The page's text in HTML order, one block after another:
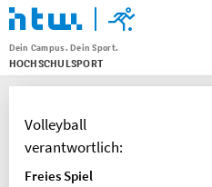
Dein Campus. Dein Sport.
HOCHSCHULSPORT
Menu
Volleyball
verantwortlich:
Freies Spiel